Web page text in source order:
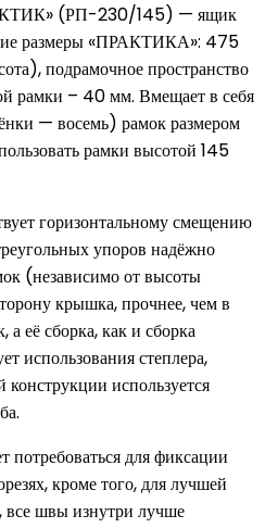
(РП-230/145) — ящик
размеры «ПРАКТИКА»: 475
подрамочное пространство
рамки – 40 мм. Вмещает в себя
— восемь) рамок размером
рамки высотой 145
горизонтальному смещению
упоров надёжно
(независимо от высоты
крышка, прочнее, чем в
её сборка, как и сборка
использования степлера,
конструкции используется
для фиксации
кроме того, для лучшей
все швы изнутри лучше